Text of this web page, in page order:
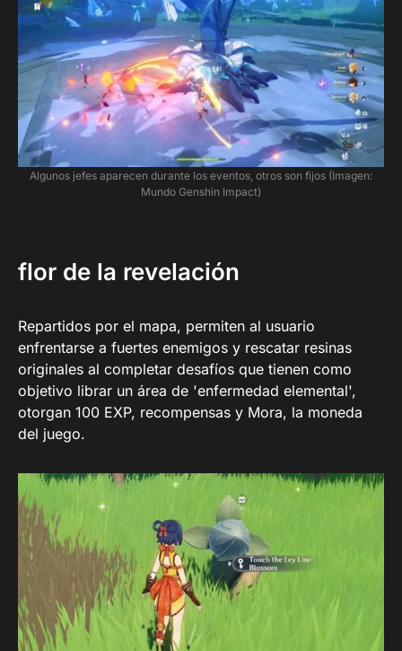
Algunos jefes aparecen durante los eventos, otros son fijos (Imagen:
Mundo Genshin Impact)
flor de la revelación
Repartidos por el mapa, permiten al usuario
enfrentarse a fuertes enemigos y rescatar resinas
originales al completar desafíos que tienen como
objetivo librar un área de 'enfermedad elemental',
otorgan 100 EXP, recompensas y Mora, la moneda
del juego.